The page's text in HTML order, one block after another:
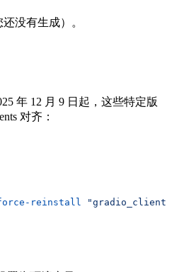
还没有生成）。
年 12 月 9 日起，这些特定版
对齐：
reinstall